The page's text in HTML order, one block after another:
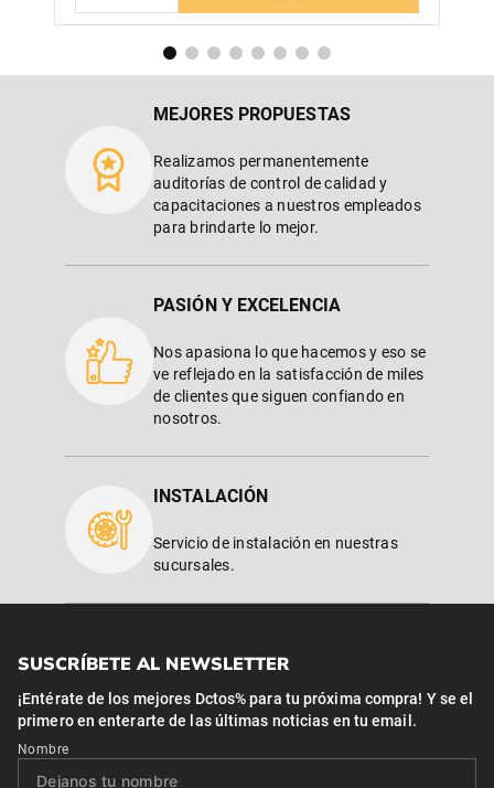
MEJORES PROPUESTAS
Realizamos permanentemente
auditorías de control de calidad y
capacitaciones a nuestros empleados
para brindarte lo mejor.
PASIÓN Y EXCELENCIA
Nos apasiona lo que hacemos y eso se
ve reflejado en la satisfacción de miles
de clientes que siguen confiando en
nosotros.
INSTALACIÓN
Servicio de instalación en nuestras
sucursales.
SUSCRÍBETE AL NEWSLETTER
¡Entérate de los mejores Dctos% para tu próxima compra! Y se el
primero en enterarte de las últimas noticias en tu email.
Nombre